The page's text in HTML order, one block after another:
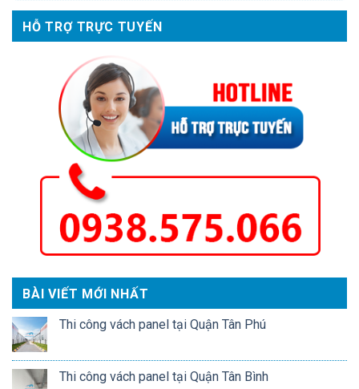
HỖ TRỢ TRỰC TUYẾN
BÀI VIẾT MỚI NHẤT
Thi công vách panel tại Quận Tân Phú
Thi công vách panel tại Quận Tân Bình